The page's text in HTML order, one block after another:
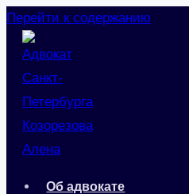
Перейти к содержанию
Об адвокате